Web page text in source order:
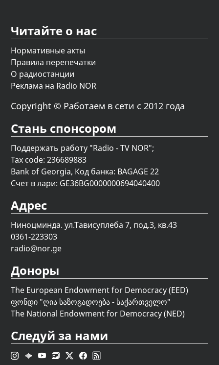
Читайте о нас
Нормативные акты
Правила перепечатки
О радиостанции
Реклама на Radio NOR
Copyright © Работаем в сети с 2012 года
Стань спонсором
Поддержать работу "Radio - TV NOR";
Tax code: 236689883
Bank of Georgia, Код банка: BAGAGE 22
Счет в лари: GE36BG0000000694040400
Адрес
Ниноцминда. ул.Тависуплеба 7, под.3, кв.43
0361-223303
radio@nor.ge
Доноры
The European Endowment for Democracy (EED)
ფონდი "ღია საზოგადოება - საქართველო"
The National Endowment for Democracy (NED)
Следуй за нами